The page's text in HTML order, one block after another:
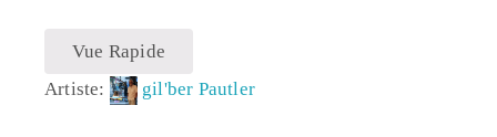
Vue Rapide
Artiste:
gil'ber Pautler